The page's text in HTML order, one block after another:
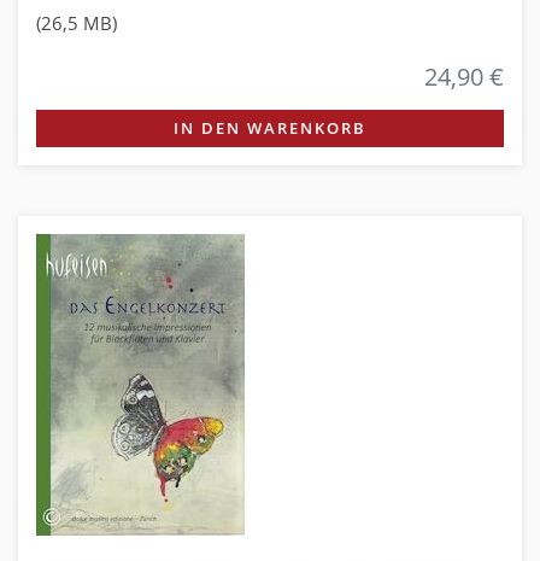
(26,5 MB)
24,90 €
IN DEN WARENKORB